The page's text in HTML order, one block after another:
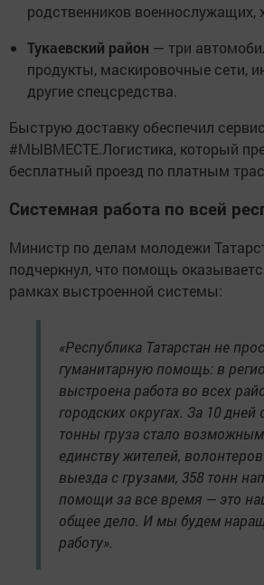
родственников военнослужащих,
Тукаевский район — три
продукты, маскировочные сети,
другие спецсредства.
Быструю доставку обеспечил сервис
#МЫВМЕСТЕ.Логистика, который
бесплатный проезд по платным
Системная работа по всей
Министр по делам молодежи
подчеркнул, что помощь
рамках выстроенной системы:
«Республика Татарстан не
гуманитарную помощь: в
выстроена работа во всех
городских округах. За 10 дней
тонны груза стало
единству жителей,
выезда с грузами, 358 тонн
помощи за все время — это
общее дело. И мы будем
работу».